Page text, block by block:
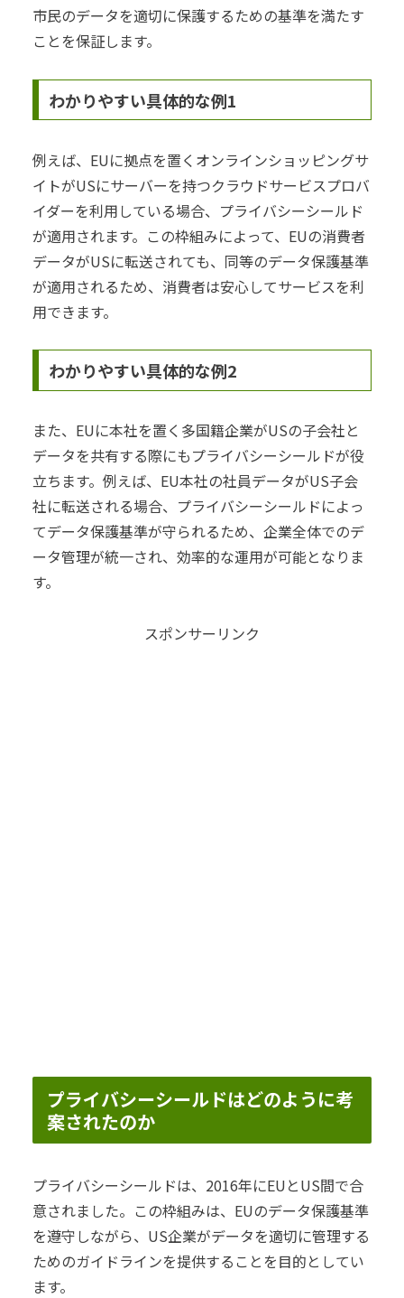
市民のデータを適切に保護するための基準を満たす
ことを保証します。
わかりやすい具体的な例1
例えば、EUに拠点を置くオンラインショッピングサ
イトがUSにサーバーを持つクラウドサービスプロバ
イダーを利用している場合、プライバシーシールド
が適用されます。この枠組みによって、EUの消費者
データがUSに転送されても、同等のデータ保護基準
が適用されるため、消費者は安心してサービスを利
用できます。
わかりやすい具体的な例2
また、EUに本社を置く多国籍企業がUSの子会社と
データを共有する際にもプライバシーシールドが役
立ちます。例えば、EU本社の社員データがUS子会
社に転送される場合、プライバシーシールドによっ
てデータ保護基準が守られるため、企業全体でのデ
ータ管理が統一され、効率的な運用が可能となりま
す。
スポンサーリンク
プライバシーシールドはどのように考
案されたのか
プライバシーシールドは、2016年にEUとUS間で合
意されました。この枠組みは、EUのデータ保護基準
を遵守しながら、US企業がデータを適切に管理する
ためのガイドラインを提供することを目的としてい
ます。